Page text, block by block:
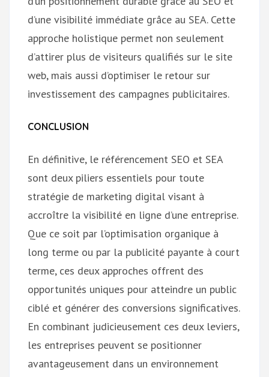
d’une visibilité immédiate grâce au SEA. Cette
approche holistique permet non seulement
d’attirer plus de visiteurs qualifiés sur le site
web, mais aussi d’optimiser le retour sur
investissement des campagnes publicitaires.
CONCLUSION
En définitive, le référencement SEO et SEA
sont deux piliers essentiels pour toute
stratégie de marketing digital visant à
accroître la visibilité en ligne d’une entreprise.
Que ce soit par l’optimisation organique à
long terme ou par la publicité payante à court
terme, ces deux approches offrent des
opportunités uniques pour atteindre un public
ciblé et générer des conversions significatives.
En combinant judicieusement ces deux leviers,
les entreprises peuvent se positionner
avantageusement dans un environnement